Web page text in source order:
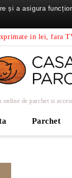
in lei, fara
online de parchet si
Parchet
și a asigura